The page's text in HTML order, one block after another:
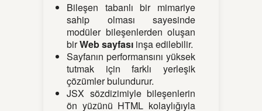
Bileşen tabanlı bir mimariye
sahip olması sayesinde
modüler bileşenlerden oluşan
birWeb sayfası inşa edilebilir.
Sayfanın performansını yüksek
tutmak için farklı yerleşik
çözümler bulundurur.
JSX sözdizimiyle bileşenlerin
ön yüzünü HTML kolaylığıyla